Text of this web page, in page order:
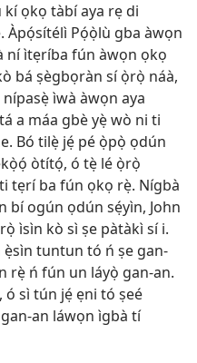
ọkọ tàbí aya rẹ di
Àpọ́sítélì Pọ́ọ̀lù gba àwọn
ní ìtẹríba fún àwọn ọkọ
bá ṣègbọràn sí ọ̀rọ̀ náà,
ìwà àwọn aya
a máa gbè yẹ̀ wò ni ti
Bó tilẹ̀ jẹ́ pé ọ̀pọ̀ ọdún
òtítọ́, ó tẹ̀ lé ọ̀rọ̀
tẹrí ba fún ọkọ rẹ̀. Nígbà
bí ogún ọdún sẹ́yìn, John
ìsìn kò sì ṣe pàtàkì sí i.
tuntun tó ń ṣe gan-
rẹ̀ ń fún un láyọ̀ gan-an.
ó sì tún jẹ́ ẹni tó ṣeé
an láwọn ìgbà tí